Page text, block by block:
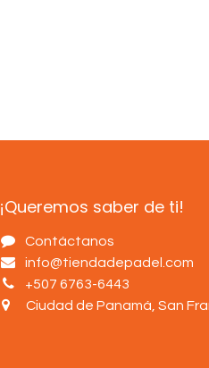
¡Queremos saber de ti!
Contáctanos
info@tiendadepadel.com
+507 6763-6443
Ciudad de Panamá, San